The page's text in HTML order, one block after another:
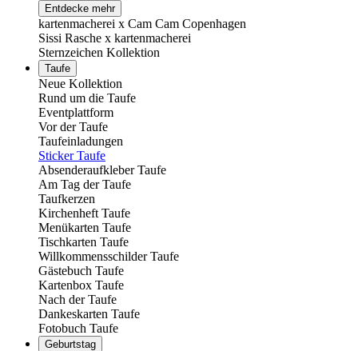
Entdecke mehr
kartenmacherei x Cam Cam Copenhagen
Sissi Rasche x kartenmacherei
Sternzeichen Kollektion
Taufe
Neue Kollektion
Rund um die Taufe
Eventplattform
Vor der Taufe
Taufeinladungen
Sticker Taufe
Absenderaufkleber Taufe
Am Tag der Taufe
Taufkerzen
Kirchenheft Taufe
Menükarten Taufe
Tischkarten Taufe
Willkommensschilder Taufe
Gästebuch Taufe
Kartenbox Taufe
Nach der Taufe
Dankeskarten Taufe
Fotobuch Taufe
Geburtstag